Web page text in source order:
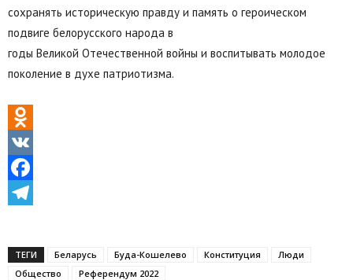
сохранять историческую правду и память о героическом
подвиге белорусского народа в
годы Великой Отечественной войны и воспитывать молодое
поколение в духе патриотизма.
Odnoklassniki
VK
Facebook
ТЕГИ Беларусь Буда-Кошелево Конституция
Люди
Общество
Референдум 2022